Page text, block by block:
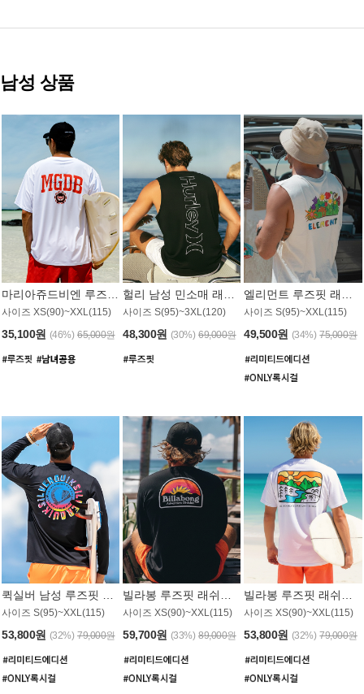
남성 상품
사이즈 XS(90)~XXL(115)
35,100원 (46%) 65,000원
사이즈 S(95)~3XL(120)
48,300원 (30%) 69,000원
사이즈 S(95)~XXL(115)
49,500원 (34%) 75,000원
사이즈 S(95)~XXL(115)
53,800원 (32%) 79,000원
사이즈 XS(90)~XXL(115)
59,700원 (33%) 89,000원
사이즈 XS(90)~XXL(115)
53,800원 (32%) 79,000원